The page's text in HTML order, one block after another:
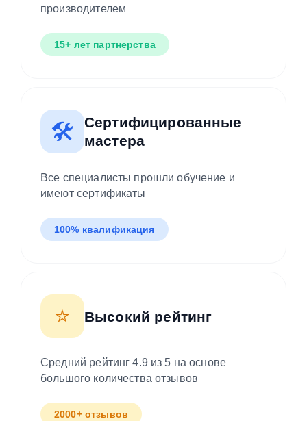
производителем
15+ лет партнерства
🛠️
Сертифицированные
мастера
Все специалисты прошли обучение и
имеют сертификаты
100% квалификация
⭐ Высокий рейтинг
Средний рейтинг 4.9 из 5 на основе
большого количества отзывов
2000+ отзывов